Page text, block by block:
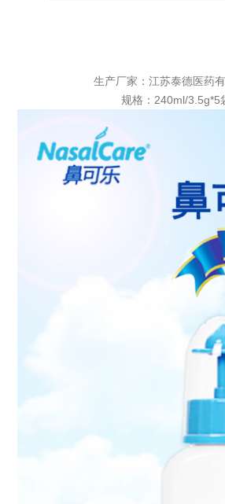
生产厂家：江苏泰德医药
规格：240ml/3.5g*5